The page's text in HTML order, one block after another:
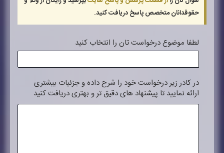
حقوقدانان متخصص پاسخ دریافت کنید.
لطفا موضوع درخواست تان را انتخاب کنید
در کادر زیر درخواست خود را شرح داده و جزئیات بیشتری
ارائه نمایید تا پیشنهاد های دقیق تر و بهتری دریافت کنید